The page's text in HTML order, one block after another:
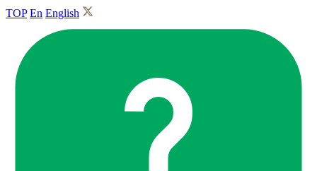
TOP En English